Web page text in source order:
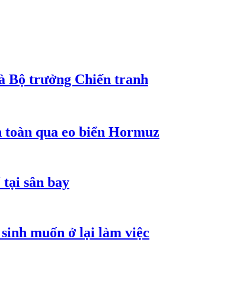
Bộ trưởng Chiến tranh
qua eo biển Hormuz
sân bay
muốn ở lại làm việc